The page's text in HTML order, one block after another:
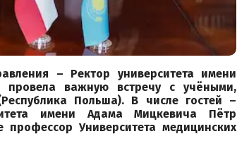
– Ректор университета имени
провела важную встречу с учёными,
Польша). В числе гостей –
имени Адама Мицкевича Пётр
Университета медицинских